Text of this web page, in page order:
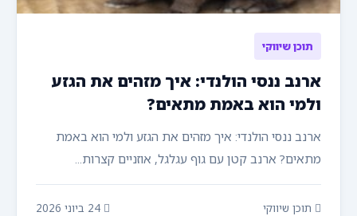
תוכן שיווקי
ארנב ננסי הולנדי: איך מזהים את הגזע
ולמי הוא באמת מתאים?
ארנב ננסי הולנדי: איך מזהים את הגזע ולמי הוא באמת
מתאים? ארנב קטן עם גוף עגלגל, אוזניים קצרות...
תוכן שיווקי 24 ביוני 2026